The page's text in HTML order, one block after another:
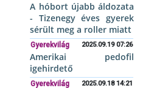
A hóbort újabb áldozata
- Tizenegy éves gyerek
sérült meg a roller miatt
Gyerekvilág 2025.09.19 07:26
Amerikai pedofil
igehirdető
Gyerekvilág 2025.09.18 14:21